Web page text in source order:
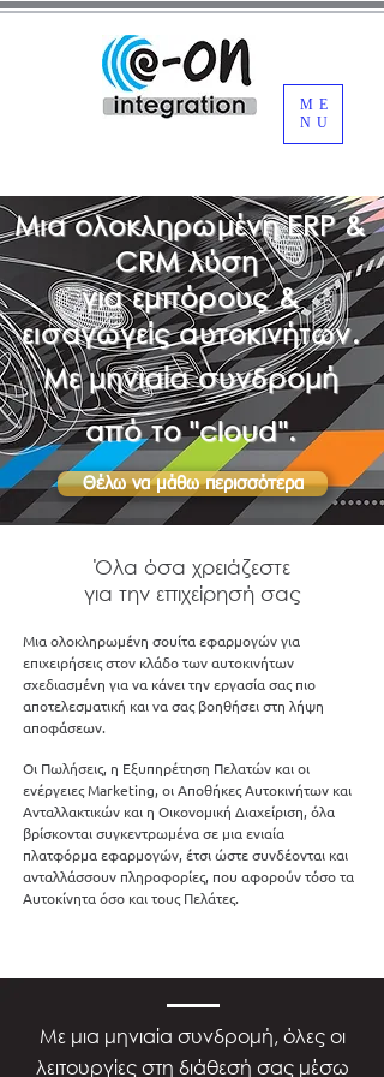
ME
NU
Μια ολοκληρωμένη ERP &
CRM λύση
για εμπόρους &
εισαγωγείς αυτοκινήτων.
Με μηνιαία συνδρομή
από το "cloud".
Θέλω να μάθω περισσότερα
Όλα όσα χρειάζεστε
για την επιχείρησή σας
Μια ολοκληρωμένη σουίτα εφαρμογών για
επιχειρήσεις στον κλάδο των αυτοκινήτων
σχεδιασμένη για να κάνει την εργασία σας πιο
αποτελεσματική και να σας βοηθήσει στη λήψη
αποφάσεων.
Οι Πωλήσεις, η Εξυπηρέτηση Πελατών και οι
ενέργειες Μarketing, οι Αποθήκες Αυτοκινήτων και
Ανταλλακτικών και η Οικονομική Διαχείριση, όλα
βρίσκονται συγκεντρωμένα σε μια ενιαία
πλατφόρμα εφαρμογών, έτσι ώστε συνδέονται και
ανταλλάσσουν πληροφορίες, που αφορούν τόσο τα
Αυτοκίνητα όσο και τους Πελάτες.
Με μια μηνιαία συνδρομή, όλες οι
λειτουργίες στη διάθεσή σας μέσω